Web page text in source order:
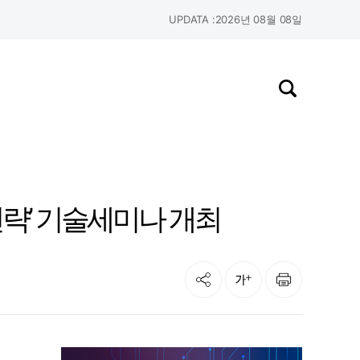
UPDATA :2026년 08월 08일
검색창 열기
’ 기술세미나 개최
공유 글자크기 인쇄